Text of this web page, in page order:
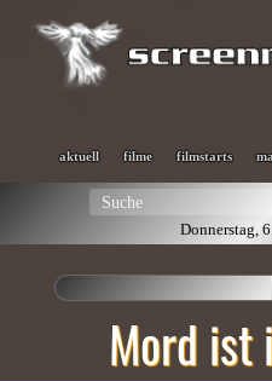
aktuell filme filmstarts
Donnerstag,
Mord ist